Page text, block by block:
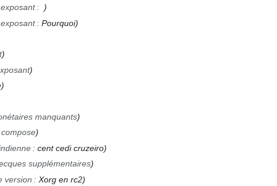
:
: Pourquoi
manquants
: cent cedi cruzeiro
supplémentaires
version : Xorg en rc2